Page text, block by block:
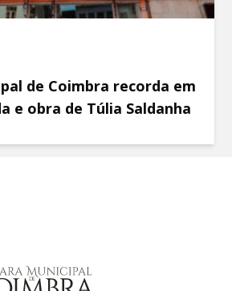
de Coimbra recorda em
e obra de Túlia Saldanha